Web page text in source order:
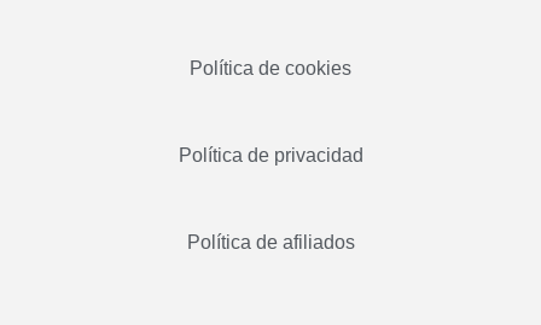
Política de cookies
Política de privacidad
Política de afiliados